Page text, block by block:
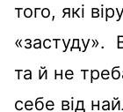
того, які
«застуду».
та й не
себе від